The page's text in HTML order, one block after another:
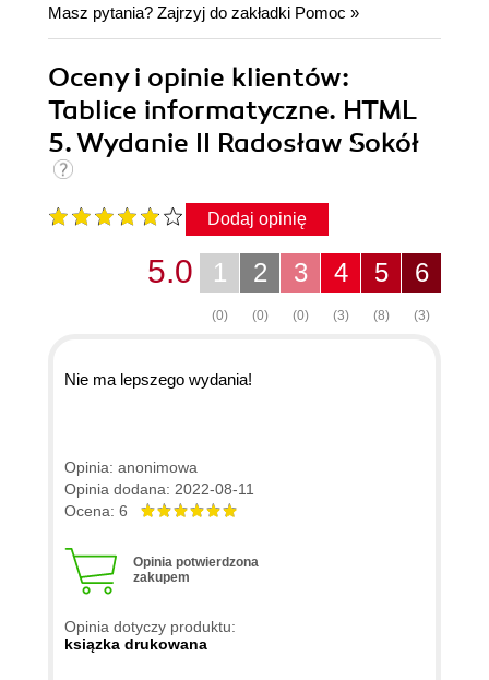
Masz pytania? Zajrzyj do zakładki Pomoc »
Oceny i opinie klientów:
Tablice informatyczne. HTML
5. Wydanie II Radosław Sokół
Dodaj opinię
6
(3)
5
(8)
4
(3)
3
(0)
2
(0)
1
(0)
5.0
Nie ma lepszego wydania!
Opinia: anonimowa
Opinia dodana: 2022-08-11
Ocena: 6
Opinia potwierdzona
zakupem
Opinia dotyczy produktu:
ksiązka drukowana